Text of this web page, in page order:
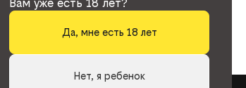
Вам уже есть 18 лет?
Да, мне есть 18 лет
Нет, я ребенок